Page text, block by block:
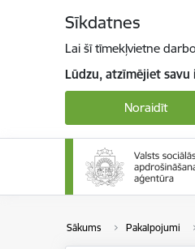
Sīkdatnes
Lai šī tīmekļvietne
Lūdzu, atzīmējiet savu
Noraidīt
Sākums Pakalpojumi